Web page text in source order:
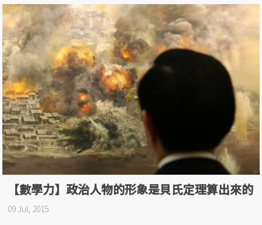
【數學力】政治人物的形象是貝氏定理算出來的
09 Jul, 2015